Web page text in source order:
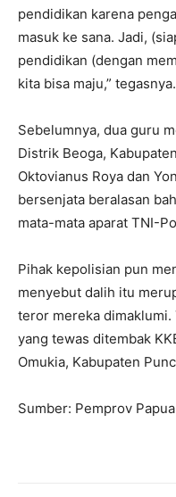
pendidikan karena
masuk ke sana. Jadi,
pendidikan (dengan
kita bisa maju,” tegasnya.
Sebelumnya, dua guru
Distrik Beoga,
Oktovianus Roya dan
bersenjata beralasan
mata-mata aparat TNI-
Pihak kepolisian pun
menyebut dalih itu
teror mereka
yang tewas ditembak
Omukia, Kabupaten
Sumber: Pemprov Papua